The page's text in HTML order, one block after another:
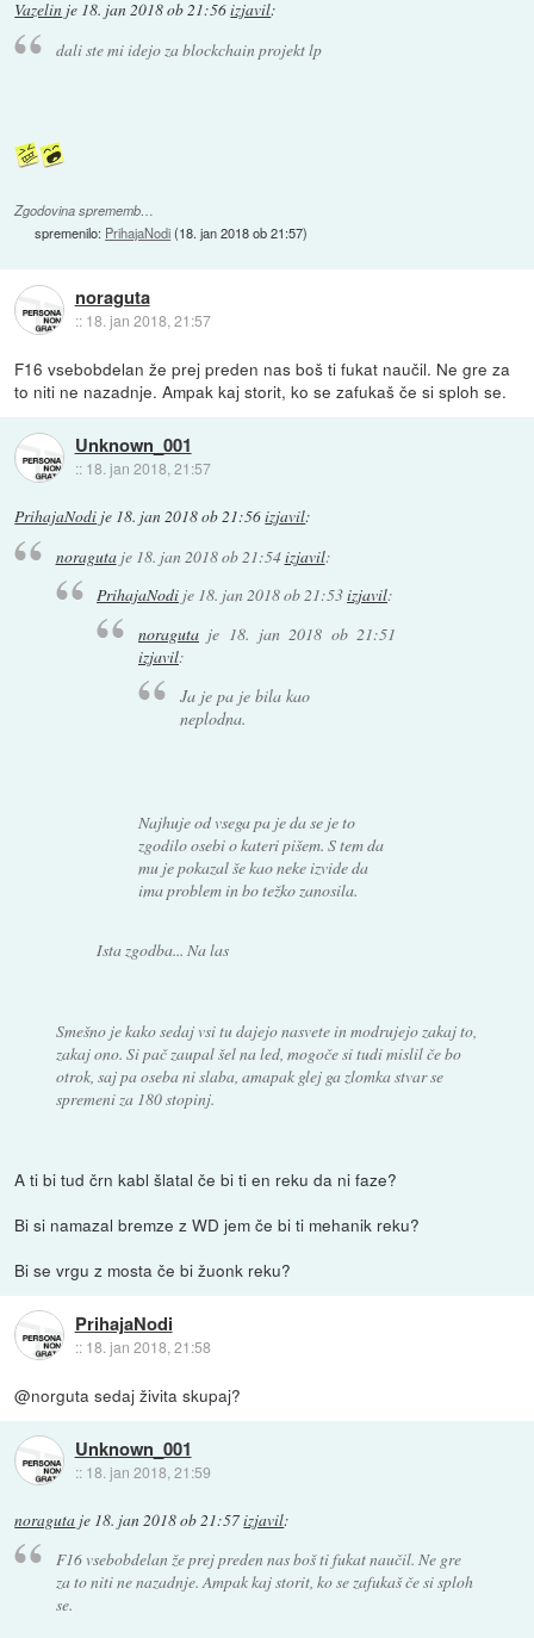
Vazelin je 18. jan 2018 ob 21:56izjavil:
dali ste mi idejo za blockchain projekt lp
Zgodovina sprememb…
spremenilo: PrihajaNodi(18. jan 2018 ob 21:57)
noraguta
:: 18. jan 2018, 21:57
F16 vsebobdelan že prej preden nas boš ti fukat naučil. Ne gre za
to niti ne nazadnje. Ampak kaj storit, ko se zafukaš če si sploh se.
Unknown_001
:: 18. jan 2018, 21:57
PrihajaNodi je 18. jan 2018 ob 21:56izjavil:
noragutaje 18. jan 2018 ob 21:54izjavil:
PrihajaNodi je 18. jan 2018 ob 21:53izjavil:
noragutaje 18. jan 2018 ob 21:51
izjavil:
Ja je pa je bila kao
neplodna.
Najhuje od vsega pa je da se je to
zgodilo osebi o kateri pišem. S tem da
mu je pokazal še kao neke izvide da
ima problem in bo težko zanosila.
Ista zgodba... Na las
Smešno je kako sedaj vsi tu dajejo nasvete in modrujejo zakaj to,
zakaj ono. Si pač zaupal šel na led, mogoče si tudi mislil če bo
otrok, saj pa oseba ni slaba, amapak glej ga zlomka stvar se
spremeni za 180 stopinj.
A ti bi tud črn kabl šlatal če bi ti en reku da ni faze?
Bi si namazal bremze z WD jem če bi ti mehanik reku?
Bi se vrgu z mosta če bi žuonk reku?
PrihajaNodi
:: 18. jan 2018, 21:58
@norguta sedaj živita skupaj?
Unknown_001
:: 18. jan 2018, 21:59
noraguta je 18. jan 2018 ob 21:57izjavil:
F16 vsebobdelan že prej preden nas boš ti fukat naučil. Ne gre
za to niti ne nazadnje. Ampak kaj storit, ko se zafukaš če si sploh
se.